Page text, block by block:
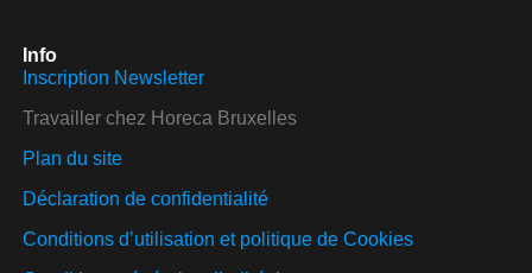
Info
Inscription Newsletter
Travailler chez Horeca Bruxelles
Plan du site
Déclaration de confidentialité
Conditions d’utilisation et politique de Cookies